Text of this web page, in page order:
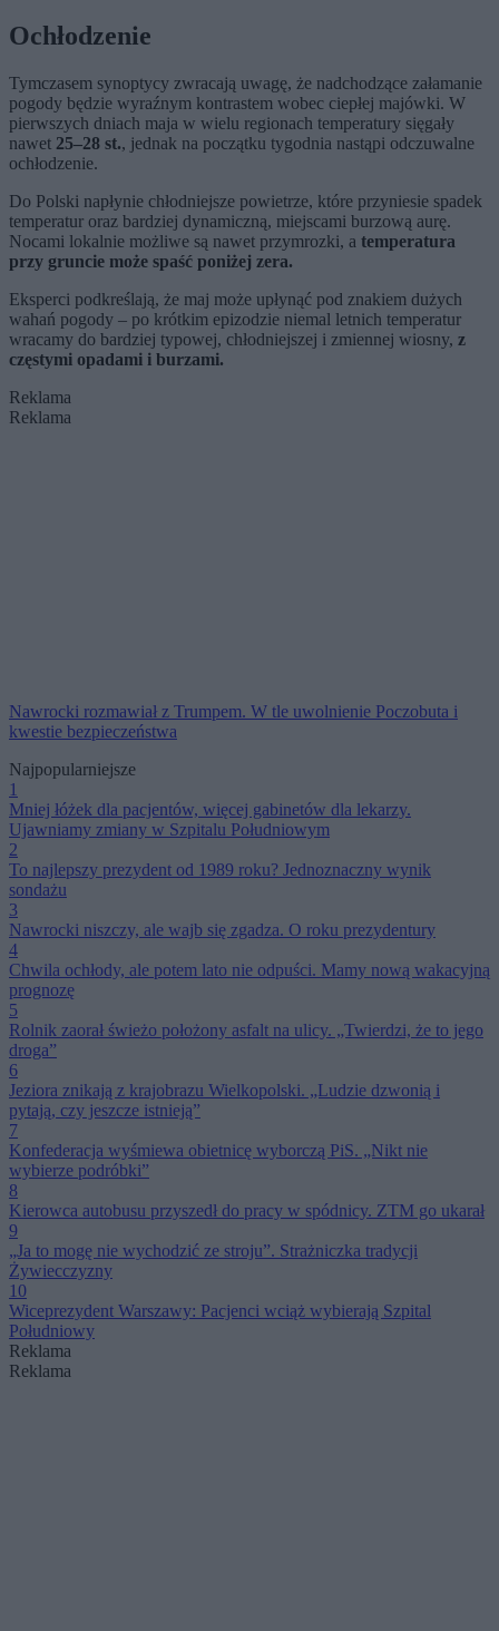
Ochłodzenie
Tymczasem synoptycy zwracają uwagę, że nadchodzące załamanie
pogody będzie wyraźnym kontrastem wobec ciepłej majówki. W
pierwszych dniach maja w wielu regionach temperatury sięgały
nawet 25–28 st., jednak na początku tygodnia nastąpi odczuwalne
ochłodzenie.
Do Polski napłynie chłodniejsze powietrze, które przyniesie spadek
temperatur oraz bardziej dynamiczną, miejscami burzową aurę.
Nocami lokalnie możliwe są nawet przymrozki, a temperatura
przy gruncie może spaść poniżej zera.
Eksperci podkreślają, że maj może upłynąć pod znakiem dużych
wahań pogody – po krótkim epizodzie niemal letnich temperatur
wracamy do bardziej typowej, chłodniejszej i zmiennej wiosny, z
częstymi opadami i burzami.
Reklama
Reklama
Nawrocki rozmawiał z Trumpem. W tle uwolnienie Poczobuta i
kwestie bezpieczeństwa
Najpopularniejsze
1
Mniej łóżek dla pacjentów, więcej gabinetów dla lekarzy.
Ujawniamy zmiany w Szpitalu Południowym
2
To najlepszy prezydent od 1989 roku? Jednoznaczny wynik
sondażu
3
Nawrocki niszczy, ale wajb się zgadza. O roku prezydentury
4
Chwila ochłody, ale potem lato nie odpuści. Mamy nową wakacyjną
prognozę
5
Rolnik zaorał świeżo położony asfalt na ulicy. „Twierdzi, że to jego
droga”
6
Jeziora znikają z krajobrazu Wielkopolski. „Ludzie dzwonią i
pytają, czy jeszcze istnieją”
7
Konfederacja wyśmiewa obietnicę wyborczą PiS. „Nikt nie
wybierze podróbki”
8
Kierowca autobusu przyszedł do pracy w spódnicy. ZTM go ukarał
9
„Ja to mogę nie wychodzić ze stroju”. Strażniczka tradycji
Żywiecczyzny
10
Wiceprezydent Warszawy: Pacjenci wciąż wybierają Szpital
Południowy
Reklama
Reklama